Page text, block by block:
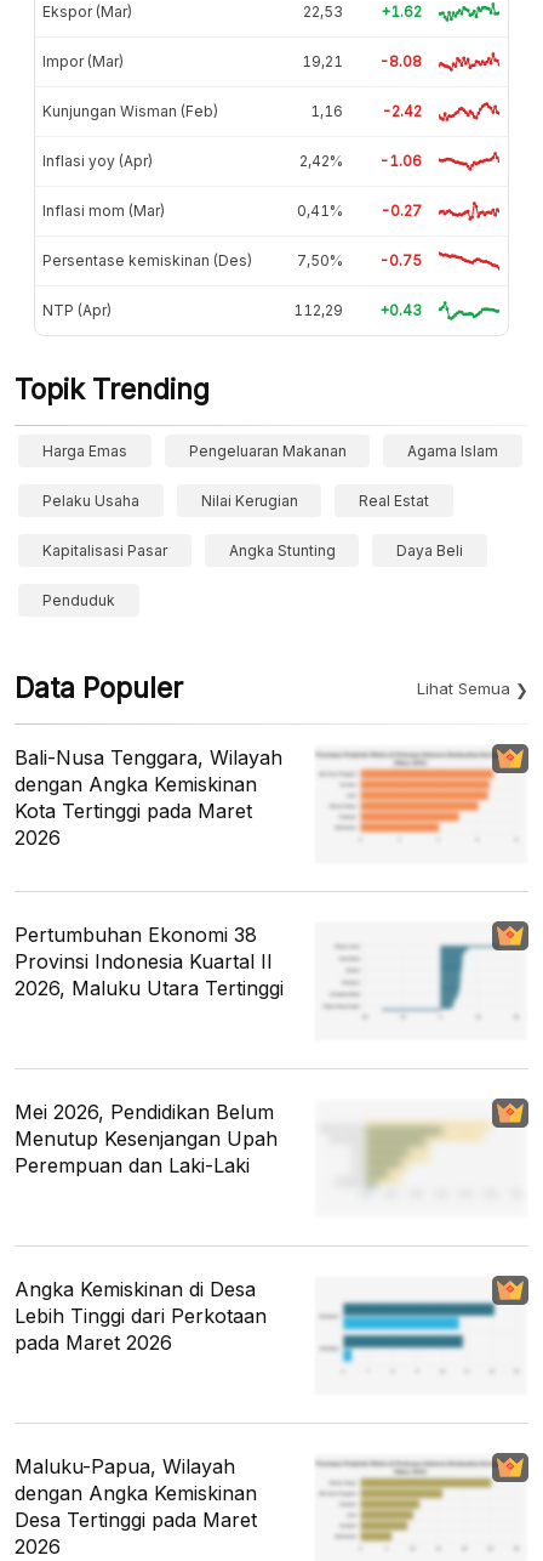
Ekspor (Mar) 22,53 +1.62
Impor (Mar) 19,21 -8.08
Kunjungan Wisman (Feb) 1,16 -2.42
Inflasi yoy (Apr) 2,42% -1.06
Inflasi mom (Mar) 0,41% -0.27
Persentase kemiskinan (Des) 7,50% -0.75
NTP (Apr) 112,29 +0.43
Topik Trending
Harga Emas Pengeluaran Makanan Agama Islam
Pelaku Usaha Nilai Kerugian Real Estat
Kapitalisasi Pasar Angka Stunting Daya Beli
Penduduk
Data Populer Lihat Semua
Bali-Nusa Tenggara, Wilayah
dengan Angka Kemiskinan
Kota Tertinggi pada Maret
2026
Pertumbuhan Ekonomi 38
Provinsi Indonesia Kuartal II
2026, Maluku Utara Tertinggi
Mei 2026, Pendidikan Belum
Menutup Kesenjangan Upah
Perempuan dan Laki-Laki
Angka Kemiskinan di Desa
Lebih Tinggi dari Perkotaan
pada Maret 2026
Maluku-Papua, Wilayah
dengan Angka Kemiskinan
Desa Tertinggi pada Maret
2026